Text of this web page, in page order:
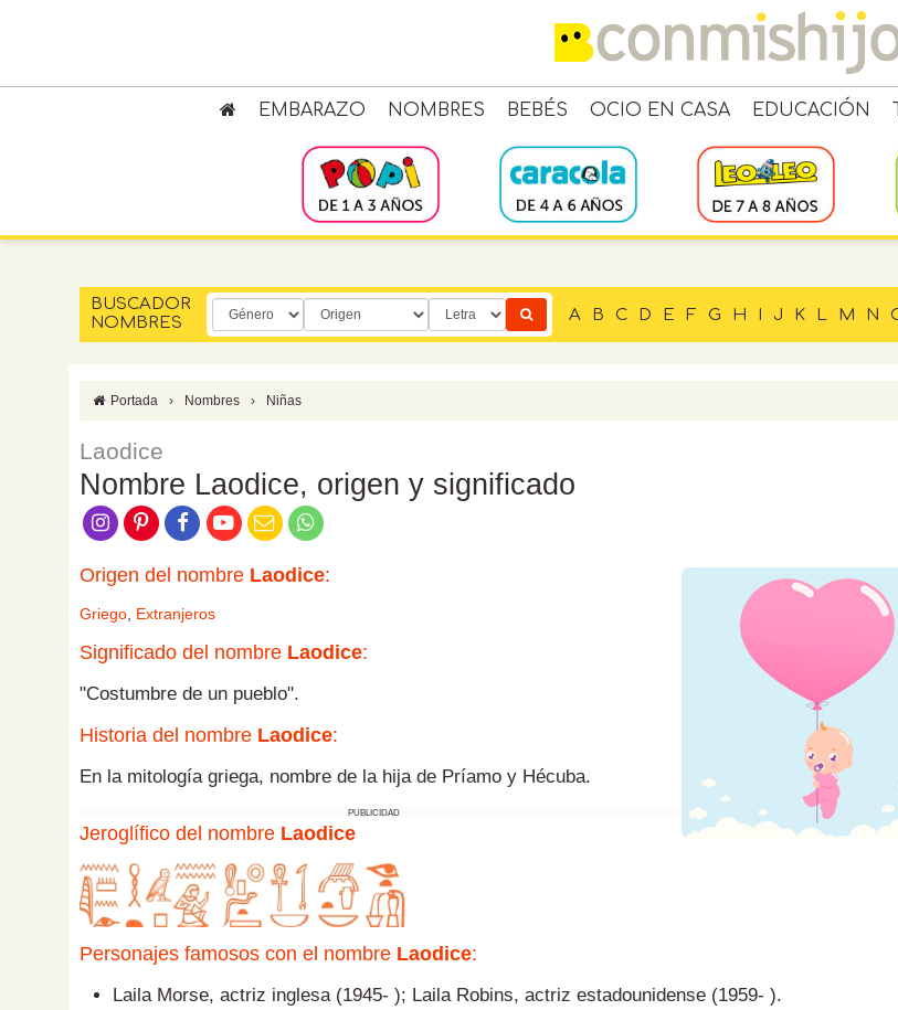
EMBARAZO NOMBRES BEBÉS OCIO EN CASA EDUCACIÓN
BUSCADOR
NOMBRES
A B C D E F G H I J K L M N
Portada › Nombres › Niñas
Laodice
Nombre Laodice, origen y significado
Origen del nombre Laodice:
Griego, Extranjeros
Significado del nombre Laodice:
"Costumbre de un pueblo".
Historia del nombre Laodice:
En la mitología griega, nombre de la hija de Príamo y Hécuba.
PUBLICIDAD
Jeroglífico del nombre Laodice
Personajes famosos con el nombre Laodice:
Laila Morse, actriz inglesa (1945- ); Laila Robins, actriz estadounidense (1959- ).